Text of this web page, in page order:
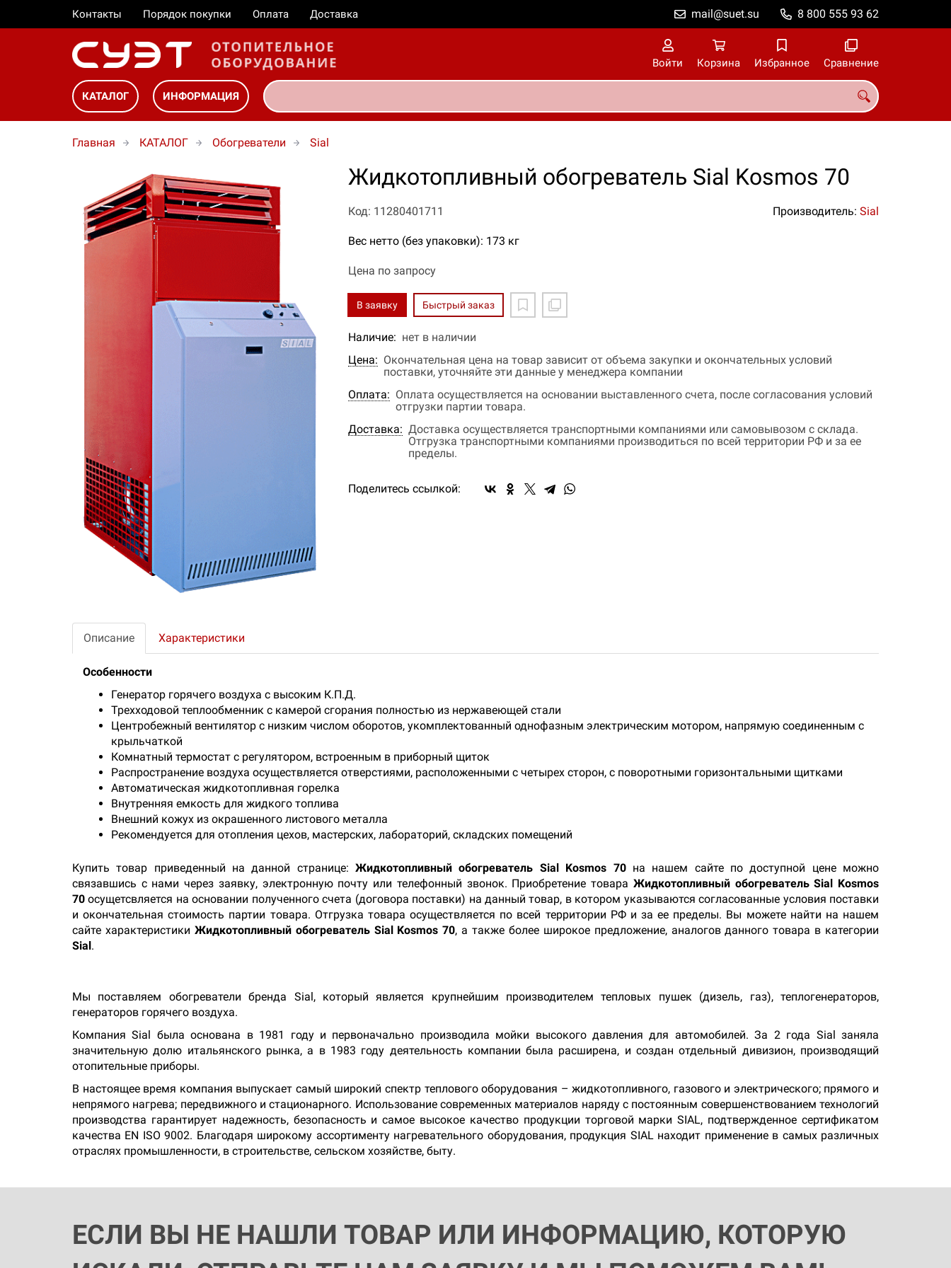
Контакты Порядок покупки Оплата Доставка 8 800 555 93 62
mail@suet.su
Войти Корзина Избранное Сравнение
КАТАЛОГ ИНФОРМАЦИЯ
Главная КАТАЛОГ Обогреватели Sial
Жидкотопливный обогреватель Sial Kosmos 70
Код: 11280401711 Производитель: Sial
Вес нетто (без упаковки): 173 кг
Цена по запросу
В заявку Быстрый заказ
Наличие: нет в наличии
Цена: Окончательная цена на товар зависит от объема закупки и окончательных условий
поставки, уточняйте эти данные у менеджера компании
Оплата: Оплата осуществляется на основании выставленного счета, после согласования условий
отгрузки партии товара.
Доставка: Доставка осуществляется транспортными компаниями или самовывозом с склада.
Отгрузка транспортными компаниями производиться по всей территории РФ и за ее
пределы.
Поделитесь ссылкой:
Описание Характеристики
Особенности
Генератор горячего воздуха с высоким К.П.Д.
Трехходовой теплообменник с камерой сгорания полностью из нержавеющей стали
Центробежный вентилятор с низким числом оборотов, укомплектованный однофазным электрическим мотором, напрямую соединенным с
крыльчаткой
Комнатный термостат с регулятором, встроенным в приборный щиток
Распространение воздуха осуществляется отверстиями, расположенными с четырех сторон, с поворотными горизонтальными щитками
Автоматическая жидкотопливная горелка
Внутренняя емкость для жидкого топлива
Внешний кожух из окрашенного листового металла
Рекомендуется для отопления цехов, мастерских, лабораторий, складских помещений
Купить товар приведенный на данной странице:Жидкотопливный обогреватель Sial Kosmos 70на нашем сайте по доступной цене можно
связавшись с нами через заявку, электронную почту или телефонный звонок. Приобретение товара Жидкотопливный обогреватель Sial Kosmos
70осущетсвляется на основании полученного счета (договора поставки) на данный товар, в котором указываются согласованные условия поставки
и окончательная стоимость партии товара. Отгрузка товара осуществляется по всей территории РФ и за ее пределы. Вы можете найти на нашем
сайте характеристики Жидкотопливный обогреватель Sial Kosmos 70, а также более широкое предложение, аналогов данного товара в категории
Sial .
Мы поставляем обогреватели бренда Sial, который является крупнейшим производителем тепловых пушек (дизель, газ), теплогенераторов,
генераторов горячего воздуха.
Компания Sial была основана в 1981 году и первоначально производила мойки высокого давления для автомобилей. За 2 года Sial заняла
значительную долю итальянского рынка, а в 1983 году деятельность компании была расширена, и создан отдельный дивизион, производящий
отопительные приборы.
В настоящее время компания выпускает самый широкий спектр теплового оборудования – жидкотопливного, газового и электрического; прямого и
непрямого нагрева; передвижного и стационарного. Использование современных материалов наряду с постоянным совершенствованием технологий
производства гарантирует надежность, безопасность и самое высокое качество продукции торговой марки SIAL, подтвержденное сертификатом
качества EN ISO 9002. Благодаря широкому ассортименту нагревательного оборудования, продукция SIAL находит применение в самых различных
отраслях промышленности, в строительстве, сельском хозяйстве, быту.
ЕСЛИ ВЫ НЕ НАШЛИ ТОВАР ИЛИ ИНФОРМАЦИЮ, КОТОРУЮ